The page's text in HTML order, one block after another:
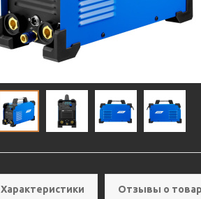
Характеристики Отзывы о